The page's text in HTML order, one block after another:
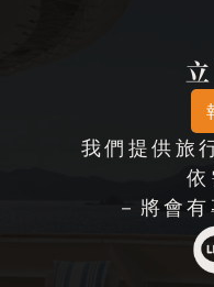
我們提供旅
依
－將會